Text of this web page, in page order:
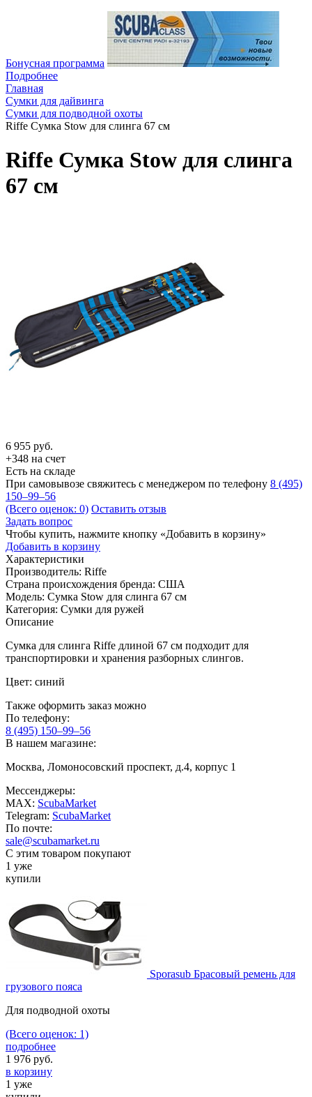
Бонусная программа
Подробнее
Главная
Сумки для дайвинга
Сумки для подводной охоты
Riffe Сумка Stow для слинга 67 см
Riffe Сумка Stow для слинга
67 см
6 955 руб.
+348 на счет
Есть на складе
При самовывозе свяжитесь с менеджером по телефону 8 (495)
150–99–56
(Всего оценок: 0) Оставить отзыв
Задать вопрос
Чтобы купить, нажмите кнопку «Добавить в корзину»
Добавить в корзину
Характеристики
Производитель: Riffe
Страна происхождения бренда: США
Модель: Сумка Stow для слинга 67 см
Категория: Сумки для ружей
Описание
Сумка для слинга Riffe длиной 67 см подходит для
транспортировки и хранения разборных слингов.
Цвет: синий
Также оформить заказ можно
По телефону:
8 (495) 150–99–56
В нашем магазине:
Москва, Ломоносовский проспект, д.4, корпус 1
Мессенджеры:
MAX: ScubaMarket
Telegram: ScubaMarket
По почте:
sale@scubamarket.ru
С этим товаром покупают
1 уже
купили
Sporasub Брасовый ремень для
грузового пояса
Для подводной охоты
(Всего оценок: 1)
подробнее
1 976 руб.
в корзину
1 уже